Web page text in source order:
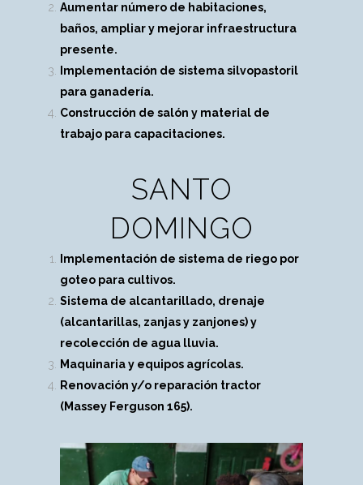
Aumentar número de habitaciones,
baños, ampliar y mejorar infraestructura
presente.
Implementación de sistema silvopastoril
para ganadería.
Construcción de salón y material de
trabajo para capacitaciones.
SANTO
DOMINGO
Implementación de sistema de riego por
goteo para cultivos.
Sistema de alcantarillado, drenaje
(alcantarillas, zanjas y zanjones) y
recolección de agua lluvia.
Maquinaria y equipos agrícolas.
Renovación y/o reparación tractor
(Massey Ferguson 165).